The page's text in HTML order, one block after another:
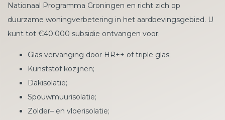
Nationaal Programma Groningen en richt zich op
duurzame woningverbetering in het aardbevingsgebied. U
kunt tot €40.000 subsidie ontvangen voor:
Glas vervanging door HR++ of triple glas;
Kunststof kozijnen;
Dakisolatie;
Spouwmuurisolatie;
Zolder– en vloerisolatie;